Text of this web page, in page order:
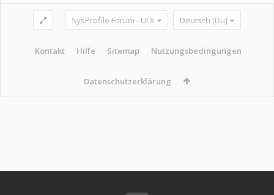
SysProfile Forum - UI.X Deutsch [Du]
Kontakt Hilfe Sitemap Nutzungsbedingungen
Datenschutzerklärung